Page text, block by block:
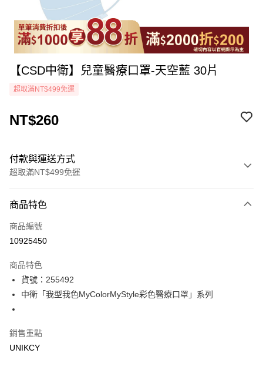
【CSD中衛】兒童醫療口罩-天空藍 30片
超取滿NT$499免運
NT$260
付款與運送方式
超取滿NT$499免運
icash Pay
信用卡一次付款
LINE Pay
Apple Pay
商品特色
商品編號
10925450
商品特色
貨號：255492
中衛「我型我色MyColorMyStyle彩色醫療口罩」系列
銷售重點
UNIKCY